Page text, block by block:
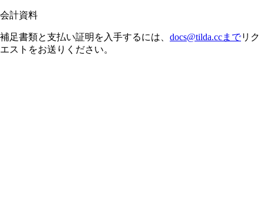
会計資料
補足書類と支払い証明を入手するには、 docs@tilda.ccまでリク
エストをお送りください。